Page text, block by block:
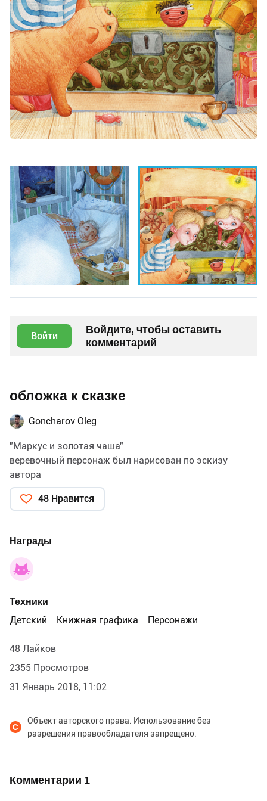
Войти
Войдите, чтобы оставить
комментарий
обложка к сказке
Goncharov Oleg
"Маркус и золотая чаша"
веревочный персонаж был нарисован по эскизу
автора
48 Нравится
Награды
Техники
Детский
Книжная графика Персонажи
48 Лайков
2355 Просмотров
31 Январь 2018, 11:02
Объект авторского права. Использование без
разрешения правообладателя запрещено.
Комментарии 1